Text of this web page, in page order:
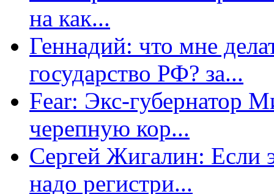
на как...
Геннадий: что мне
государство РФ? за...
Fear: Экс-губернатор
черепную кор...
Сергей Жигалин: Если
надо регистри...